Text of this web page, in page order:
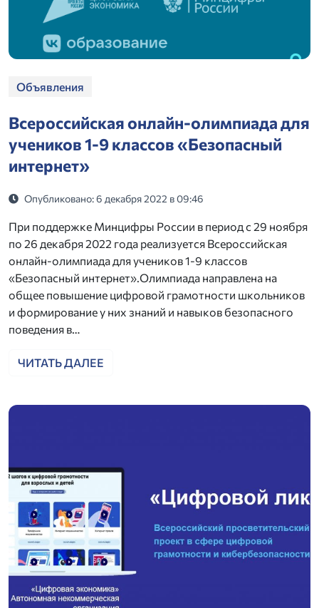
Объявления
Всероссийская онлайн-олимпиада для
учеников 1-9 классов «Безопасный
интернет»
Опубликовано: 6 декабря 2022 в 09:46
При поддержке Минцифры России в период с 29 ноября
по 26 декабря 2022 года реализуется Всероссийская
онлайн-олимпиада для учеников 1-9 классов
«Безопасный интернет».Олимпиада направлена на
общее повышение цифровой грамотности школьников
и формирование у них знаний и навыков безопасного
поведения в…
ЧИТАТЬ ДАЛЕЕ